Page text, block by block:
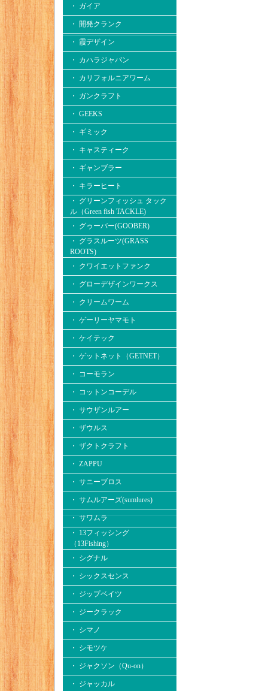
・ ガイア
・ 開発クランク
・ 霞デザイン
・ カハラジャパン
・ カリフォルニアワーム
・ ガンクラフト
・ GEEKS
・ ギミック
・ キャスティーク
・ ギャンブラー
・ キラーヒート
・ グリーンフィッシュ タック
ル（Green fish TACKLE)
・ グゥーバー(GOOBER)
・ グラスルーツ(GRASS
ROOTS)
・ クワイエットファンク
・ グローデザインワークス
・ クリームワーム
・ ゲーリーヤマモト
・ ケイテック
・ ゲットネット（GETNET）
・ コーモラン
・ コットンコーデル
・ サウザンルアー
・ ザウルス
・ ザクトクラフト
・ ZAPPU
・ サニーブロス
・ サムルアーズ(sumlures)
・ サワムラ
・ 13フィッシング
（13Fishing）
・ シグナル
・ シックスセンス
・ ジップベイツ
・ ジークラック
・ シマノ
・ シモツケ
・ ジャクソン（Qu-on）
・ ジャッカル